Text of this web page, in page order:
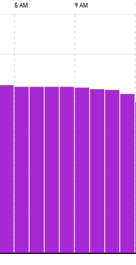
5 AM 9 AM